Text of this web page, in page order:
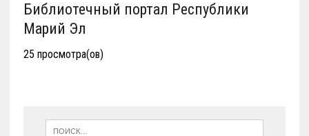
Библиотечный портал Республики
Марий Эл
25 просмотра(ов)